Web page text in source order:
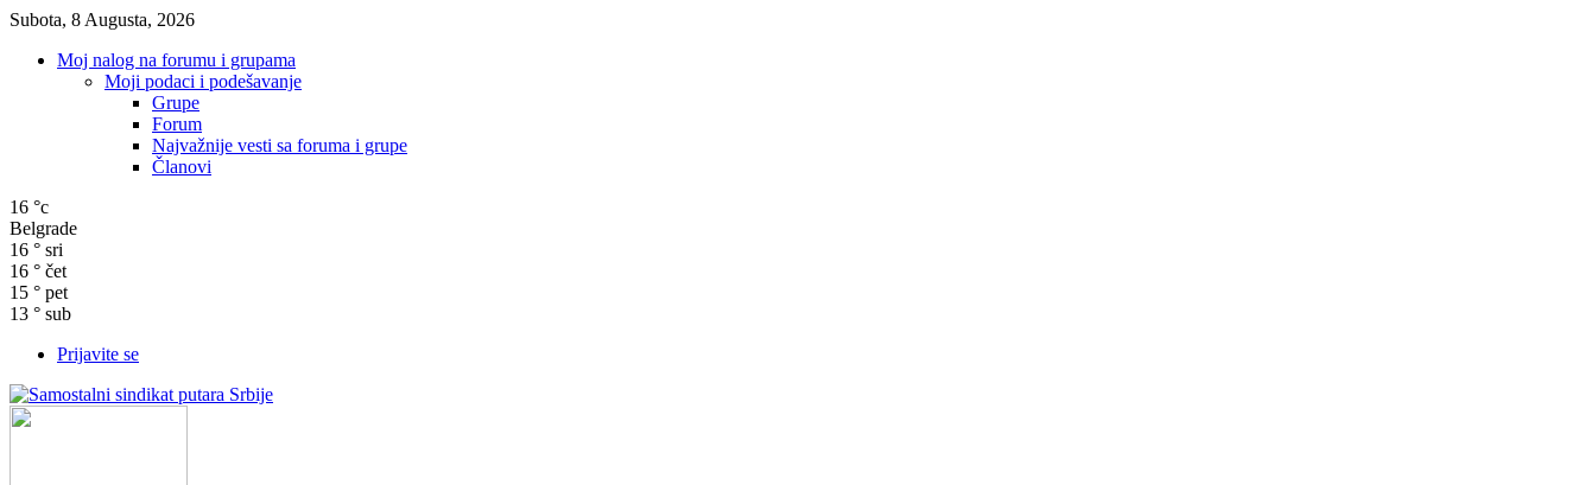
Subota, 8 Augusta, 2026
Moj nalog na forumu i grupama
Moji podaci i podešavanje
Grupe
Forum
Najvažnije vesti sa foruma i grupe
Članovi
16 °c
Belgrade
16 ° sri
16 ° čet
15 ° pet
13 ° sub
Prijavite se